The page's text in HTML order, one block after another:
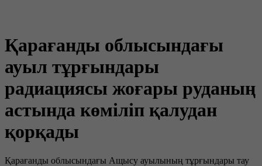
Қарағанды облысындағы
ауыл тұрғындары
радиациясы жоғары руданың
астында көміліп қалудан
қорқады
Қарағанды облысындағы Ащысу ауылының тұрғындары тау